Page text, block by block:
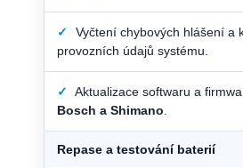
✓
Vyčtení chybových hlášení a
provozních údajů systému.
✓
Aktualizace softwaru a
Bosch a Shimano
Repase a testování baterií